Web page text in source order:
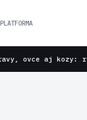
ovce aj kozy: